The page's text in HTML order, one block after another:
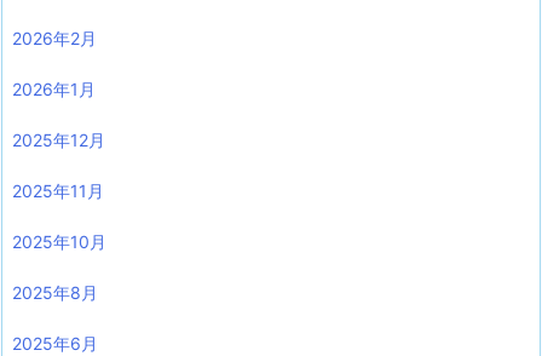
2026年2月
2026年1月
2025年12月
2025年11月
2025年10月
2025年8月
2025年6月